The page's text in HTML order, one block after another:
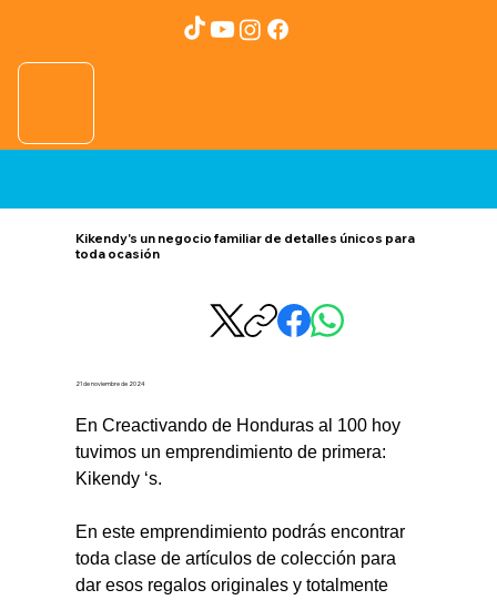
Kikendy's un negocio familiar de detalles únicos para
toda ocasión
21 de noviembre de 2024
En Creactivando de Honduras al 100 hoy
tuvimos un emprendimiento de primera:
Kikendy ‘s.
En este emprendimiento podrás encontrar
toda clase de artículos de colección para
dar esos regalos originales y totalmente